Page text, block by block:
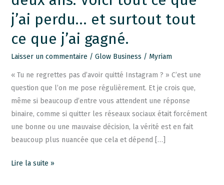
j’ai perdu… et surtout tout
ce que j’ai gagné.
Laisser un commentaire / Glow Business / Myriam
« Tu ne regrettes pas d’avoir quitté Instagram ? » C’est une
question que l’on me pose régulièrement. Et je crois que,
même si beaucoup d’entre vous attendent une réponse
binaire, comme si quitter les réseaux sociaux était forcément
une bonne ou une mauvaise décision, la vérité est en fait
beaucoup plus nuancée que cela et dépend […]
perdu…
et
tout
ce
que
j’ai
gagné.
Lire la suite »